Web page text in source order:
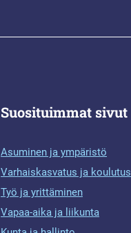
Suosituimmat sivut
Asuminen ja ympäristö
Varhaiskasvatus ja koulutus
Työ ja yrittäminen
Vapaa-aika ja liikunta